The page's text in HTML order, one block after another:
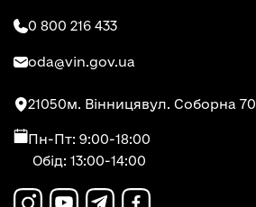
0 800 216 433
oda@vin.gov.ua
21050м. Вінницявул. Соборна 70
Пн-Пт: 9:00-18:00
Обід: 13:00-14:00